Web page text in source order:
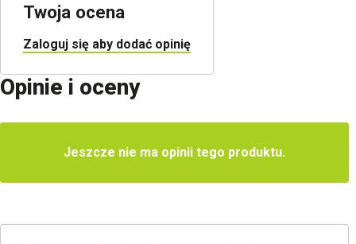
Twoja ocena
Zaloguj się aby dodać opinię
Opinie i oceny
Jeszcze nie ma opinii tego produktu.